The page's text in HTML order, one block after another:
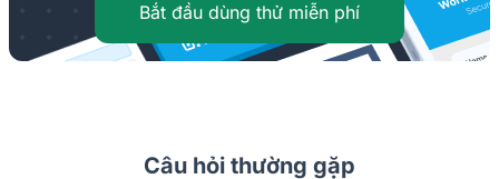
Bắt đầu dùng thử miễn phí
Câu hỏi thường gặp